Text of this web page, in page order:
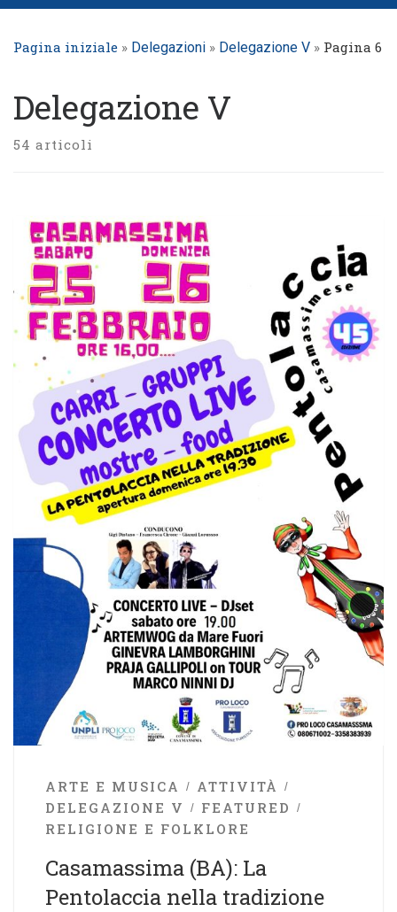
Pagina iniziale » Delegazioni » Delegazione V » Pagina 6
Delegazione V
54 articoli
ARTE E MUSICA
ATTIVITÀ
DELEGAZIONE V
FEATURED
RELIGIONE E FOLKLORE
Casamassima (BA): La
Pentolaccia nella tradizione